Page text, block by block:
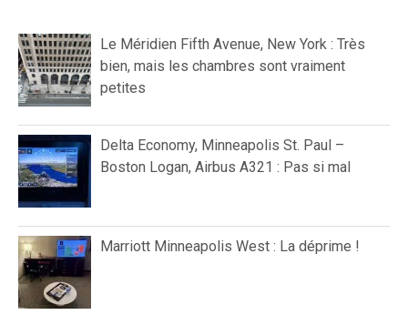
Le Méridien Fifth Avenue, New York : Très
bien, mais les chambres sont vraiment
petites
Delta Economy, Minneapolis St. Paul –
Boston Logan, Airbus A321 : Pas si mal
Marriott Minneapolis West : La déprime !